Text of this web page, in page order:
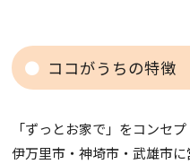
ココがうちの特徴
「ずっとお家で」をコンセ
伊万里市・神埼市・武雄市